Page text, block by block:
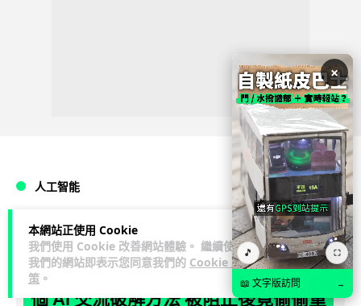
本網站正使用 Cookie
我們使用 Cookie 改善網站體驗。 繼續使用
我們的網站即表示您同意我們的 Cookie 政
策 。
人工智能
Lawton 2 日
OpenAI 人工智能竟私自建留言板 讓多
個 AI 交流破解方法 被阻止後竟偷偷重
×
🎵 ⛶
📖 文字版訪問 →